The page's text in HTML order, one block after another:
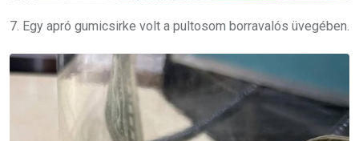
7. Egy apró gumicsirke volt a pultosom borravalós üvegében.